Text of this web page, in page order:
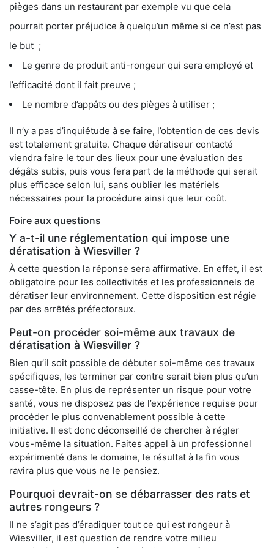
pièges dans un restaurant par exemple vu que cela
pourrait porter préjudice à quelqu’un même si ce n’est pas
le but ;
Le genre de produit anti-rongeur qui sera employé et
l’efficacité dont il fait preuve ;
Le nombre d’appâts ou des pièges à utiliser ;
Il n’y a pas d’inquiétude à se faire, l’obtention de ces devis
est totalement gratuite. Chaque dératiseur contacté
viendra faire le tour des lieux pour une évaluation des
dégâts subis, puis vous fera part de la méthode qui serait
plus efficace selon lui, sans oublier les matériels
nécessaires pour la procédure ainsi que leur coût.
Foire aux questions
Y a-t-il une réglementation qui impose une
dératisation à Wiesviller ?
À cette question la réponse sera affirmative. En effet, il est
obligatoire pour les collectivités et les professionnels de
dératiser leur environnement. Cette disposition est régie
par des arrêtés préfectoraux.
Peut-on procéder soi-même aux travaux de
dératisation à Wiesviller ?
Bien qu’il soit possible de débuter soi-même ces travaux
spécifiques, les terminer par contre serait bien plus qu’un
casse-tête. En plus de représenter un risque pour votre
santé, vous ne disposez pas de l’expérience requise pour
procéder le plus convenablement possible à cette
initiative. Il est donc déconseillé de chercher à régler
vous-même la situation. Faites appel à un professionnel
expérimenté dans le domaine, le résultat à la fin vous
ravira plus que vous ne le pensiez.
Pourquoi devrait-on se débarrasser des rats et
autres rongeurs ?
Il ne s’agit pas d’éradiquer tout ce qui est rongeur à
Wiesviller, il est question de rendre votre milieu